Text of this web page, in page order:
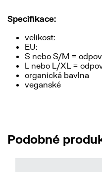
Specifikace:
velikost:
EU:
S nebo S/M =
L nebo L/XL =
organická bavlna
veganské
Podobné